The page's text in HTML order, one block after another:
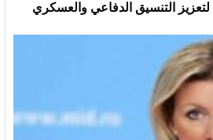
التنسيق الدفاعي والعسكري